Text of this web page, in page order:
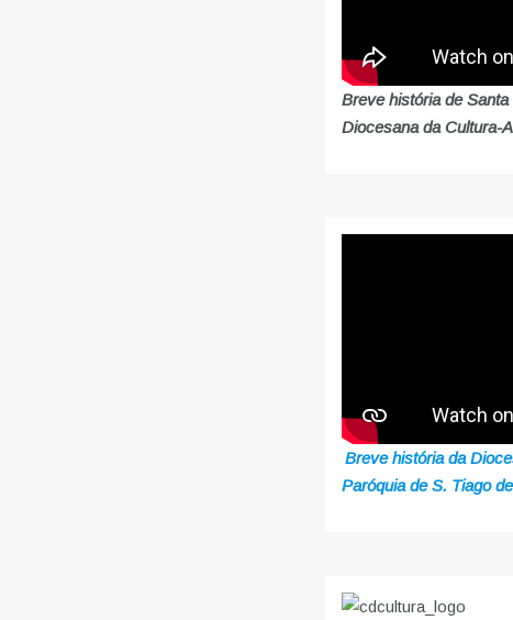
Breve história de
Diocesana da Cultura-
Breve história da
Paróquia de S. Tiago